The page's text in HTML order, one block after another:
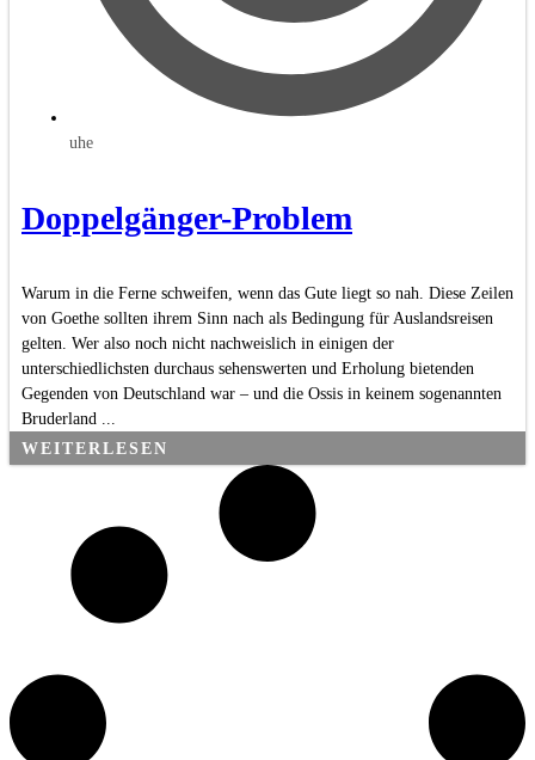
uhe
Doppelgänger-Problem
Warum in die Ferne schweifen, wenn das Gute liegt so nah. Diese Zeilen
von Goethe sollten ihrem Sinn nach als Bedingung für Auslandsreisen
gelten. Wer also noch nicht nachweislich in einigen der
unterschiedlichsten durchaus sehenswerten und Erholung bietenden
Gegenden von Deutschland war – und die Ossis in keinem sogenannten
Bruderland ...
WEITERLESEN